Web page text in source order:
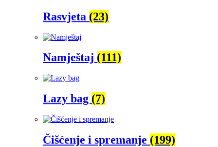
Rasvjeta (23)
Namještaj (111)
Lazy bag (7)
Čišćenje i spremanje (199)